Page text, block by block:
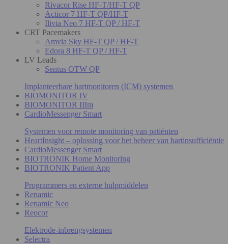
Rivacor Rise HF-T/HF-T QP
Acticor 7 HF-T QP/HF-T
Ilivia Neo 7 HF-T QP / HF-T
CRT Pacemakers
Amvia Sky HF-T QP / HF-T
Edora 8 HF-T QP / HF-T
LV Leads
Sentus OTW QP
Implanteerbare hartmonitoren (ICM) systemen
BIOMONITOR IV
BIOMONITOR IIIm
CardioMessenger Smart
Systemen voor remote monitoring van patiënten
HeartInsight – oplossing voor het beheer van hartinsufficiëntie
CardioMessenger Smart
BIOTRONIK Home Monitoring
BIOTRONIK Patient App
Programmers en externe hulpmiddelen
Renamic
Renamic Neo
Reocor
Elektrode-inbrengsystemen
Selectra